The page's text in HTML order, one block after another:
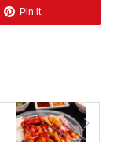
Pin it